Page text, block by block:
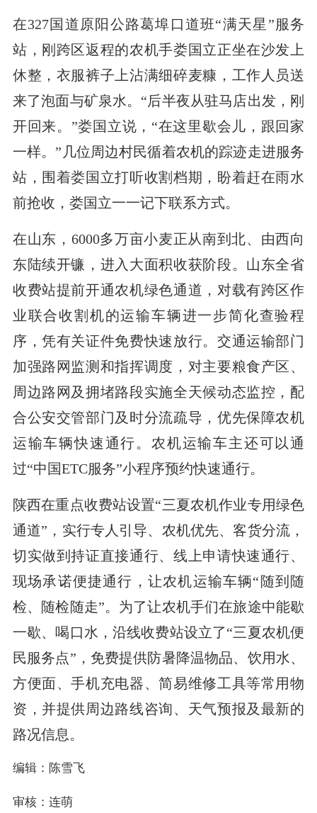
在327国道原阳公路葛埠口道班“满天星”服务
站，刚跨区返程的农机手娄国立正坐在沙发上
休整，衣服裤子上沾满细碎麦糠，工作人员送
来了泡面与矿泉水。“后半夜从驻马店出发，刚
开回来。”娄国立说，“在这里歇会儿，跟回家
一样。”几位周边村民循着农机的踪迹走进服务
站，围着娄国立打听收割档期，盼着赶在雨水
前抢收，娄国立一一记下联系方式。
在山东，6000多万亩小麦正从南到北、由西向
东陆续开镰，进入大面积收获阶段。山东全省
收费站提前开通农机绿色通道，对载有跨区作
业联合收割机的运输车辆进一步简化查验程
序，凭有关证件免费快速放行。交通运输部门
加强路网监测和指挥调度，对主要粮食产区、
周边路网及拥堵路段实施全天候动态监控，配
合公安交管部门及时分流疏导，优先保障农机
运输车辆快速通行。农机运输车主还可以通
过“中国ETC服务”小程序预约快速通行。
陕西在重点收费站设置“三夏农机作业专用绿色
通道”，实行专人引导、农机优先、客货分流，
切实做到持证直接通行、线上申请快速通行、
现场承诺便捷通行，让农机运输车辆“随到随
检、随检随走”。为了让农机手们在旅途中能歇
一歇、喝口水，沿线收费站设立了“三夏农机便
民服务点”，免费提供防暑降温物品、饮用水、
方便面、手机充电器、简易维修工具等常用物
资，并提供周边路线咨询、天气预报及最新的
路况信息。
编辑：陈雪飞
审核：连萌